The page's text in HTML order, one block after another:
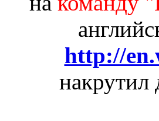
http://
накрутил